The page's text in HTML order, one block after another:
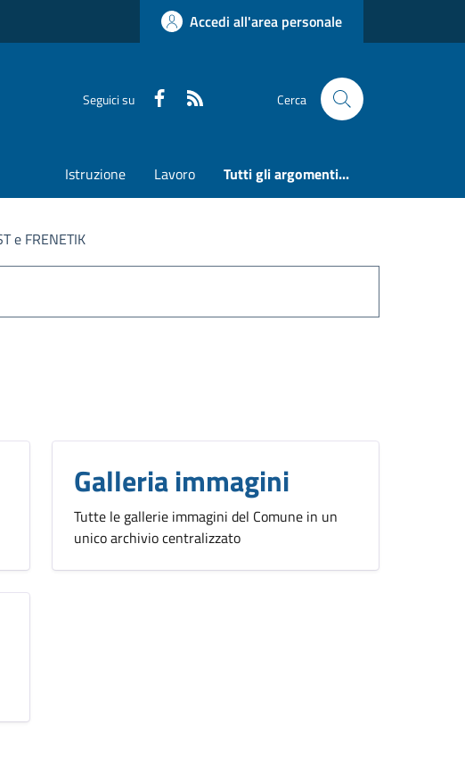
Accedi all'area personale
Seguici su Faceboook Cerca
Istruzione Lavoro Tutti gli argomenti...
e FRENETIK
Galleria immagini
Tutte le gallerie immagini del Comune in un
unico archivio centralizzato